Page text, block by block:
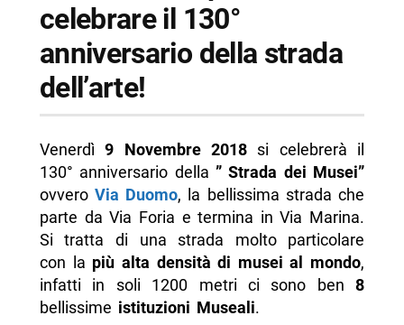
celebrare il 130°
anniversario della strada
dell’arte!
Venerdì9 Novembre 2018 si celebrerà il
130° anniversario della ” Strada dei Musei”
ovveroVia Duomo, la bellissima strada che
parte da Via Foria e termina in Via Marina.
Si tratta di una strada molto particolare
con la più alta densità di musei al mondo,
infatti in soli 1200 metri ci sono ben 8
bellissime istituzioni Museali.